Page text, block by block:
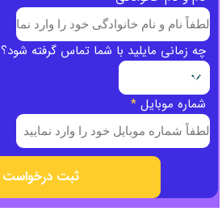
چه زمانی مایلید با شما تماس گرفته شود؟
شماره موبایل *
ثبت درخواست